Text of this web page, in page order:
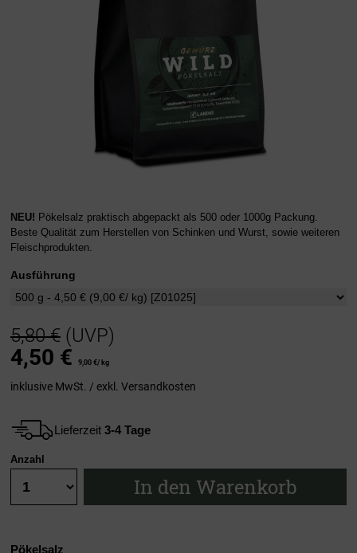
NEU! Pökelsalz praktisch abgepackt als 500 oder 1000g Packung.
Beste Qualität zum Herstellen von Schinken und Wurst, sowie weiteren
Fleischprodukten.
Ausführung
5,80 € (UVP)
4,50 € 9,00 €/ kg
inklusive MwSt. / exkl. Versandkosten
Lieferzeit 3-4 Tage
Anzahl
In den Warenkorb
Pökelsalz